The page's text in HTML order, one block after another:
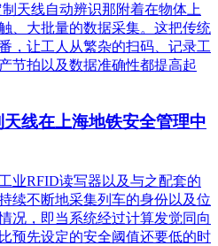
天线自动辨识那附着在物体上
、大批量的数据采集。这把传统
，让工人从繁杂的扫码、记录工
节拍以及数据准确性都提高起
线在上海地铁安全管理中
业RFID读写器以及与之配套的
续不断地采集列车的身份以及位
况，即当系统经过计算发觉同向
预先设定的安全阈值还要低的时